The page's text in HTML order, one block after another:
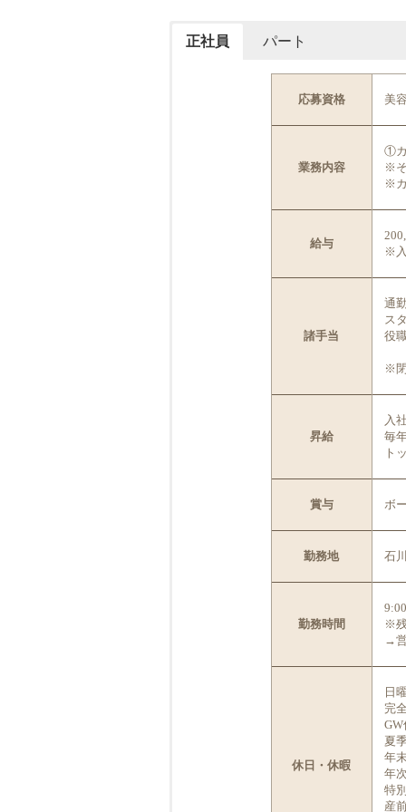
正社員 パート
応募資格 美
業務内容
①
※
※
給与
※
諸手当
通
ス
役
※
昇給
入
毎
ト
賞与 ボ
勤務地 石
勤務時間
※
→
休日・休暇
日
完
夏
年
年
特
産